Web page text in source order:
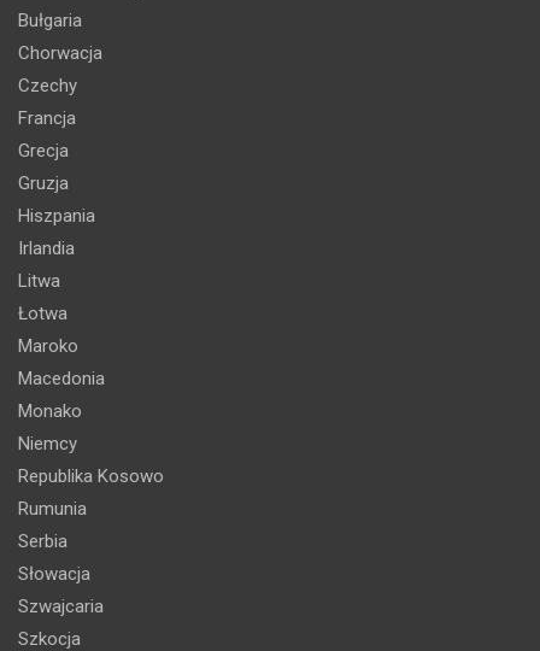
Bułgaria
Chorwacja
Czechy
Francja
Grecja
Gruzja
Hiszpania
Irlandia
Litwa
Łotwa
Maroko
Macedonia
Monako
Niemcy
Republika Kosowo
Rumunia
Serbia
Słowacja
Szwajcaria
Szkocja